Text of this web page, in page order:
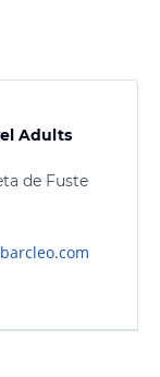
Adults
de Fuste